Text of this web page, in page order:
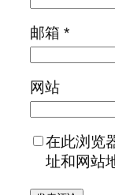
邮箱 *
网站
在此浏览
址和网站